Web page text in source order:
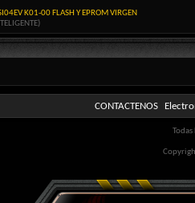
K01-00 FLASH Y EPROM VIRGEN
CONTACTENOS
Todas